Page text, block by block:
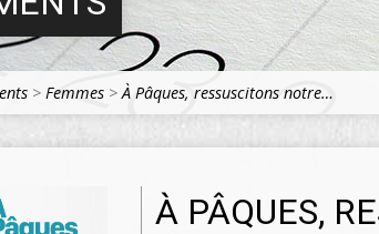
> Femmes >À Pâques, ressuscitons notre…
À PÂQUES,